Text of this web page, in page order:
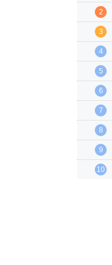
2
3
4
5
6
7
8
9
10